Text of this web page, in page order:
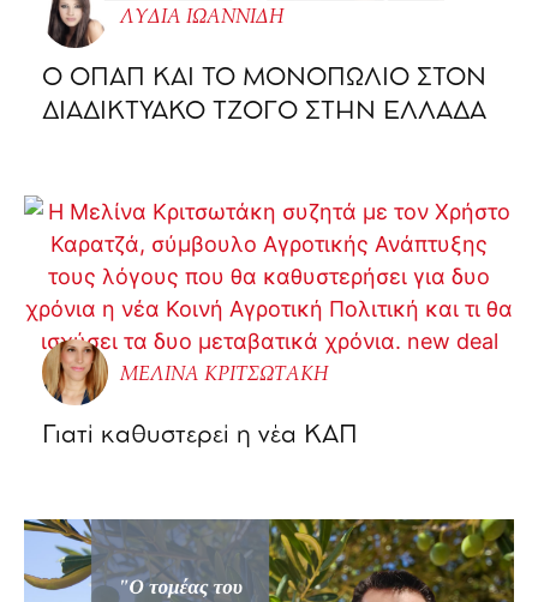
ΛΥΔΙΑ ΙΩΑΝΝΙΔΗ
O ΟΠΑΠ ΚΑΙ ΤΟ ΜΟΝΟΠΩΛΙΟ ΣΤΟΝ
ΔΙΑΔΙΚΤΥΑΚΟ ΤΖΟΓΟ ΣΤΗΝ ΕΛΛΑΔΑ
ΜΕΛΙΝΑ ΚΡΙΤΣΩΤΑΚΗ
Γιατί καθυστερεί η νέα ΚΑΠ